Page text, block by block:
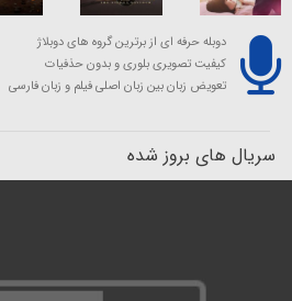
دوبله حرفه ای از برترین گروه های دوبلاژ
کیفیت تصویری بلوری و بدون حذفیات
تعویض زبان بین زبان اصلی فیلم و زبان فارسی
سریال های بروز شده